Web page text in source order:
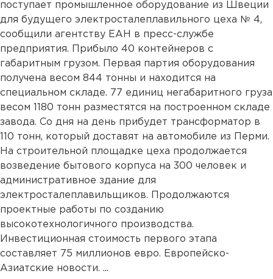
поступает промышленное оборудование из Швеции
для будущего электросталеплавильного цеха № 4,
сообщили агентству ЕАН в пресс-службе
предприятия. Прибыло 40 контейнеров с
габаритным грузом. Первая партия оборудования
получена весом 844 тонны и находится на
специальном складе. 77 единиц негабаритного груза
весом 1180 тонн разместятся на построенном складе
завода. Со дня на день прибудет трансформатор в
110 тонн, который доставят на автомобиле из Перми.
На строительной площадке цеха продолжается
возведение бытового корпуса на 300 человек и
административное здание для
электросталеплавильщиков. Продолжаются
проектные работы по созданию
высокотехнологичного производства.
Инвестиционная стоимость первого этапа
составляет 75 миллионов евро. Европейско-
Азиатские новости. ...